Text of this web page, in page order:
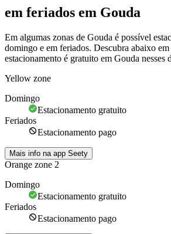
em feriados em Gouda
Em algumas zonas de Gouda é possível
domingo e em feriados. Descubra abaixo em
estacionamento é gratuito em Gouda nesses
Yellow zone
Domingo
Estacionamento gratuito
Feriados
Estacionamento pago
Mais info na app Seety
Orange zone 2
Domingo
Estacionamento gratuito
Feriados
Estacionamento pago